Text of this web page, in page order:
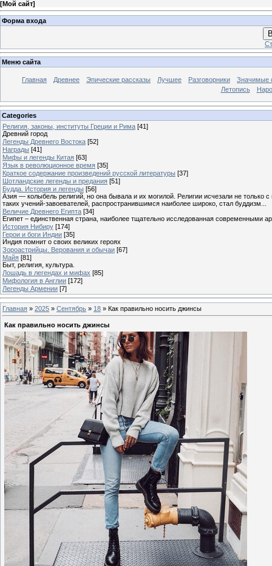
[Мой сайт]
Форма входа
Меню сайта
Главная Древнее Эпические рассказы Лучшее Разговорники
Значимые
Летопись
Categories
Религия, законы, институты Греции и Рима [41]
Древний город
Легенды Древнего Востока [52]
Награды [41]
Мифы и легенды Китая [63]
Язык в революционное время [35]
Краткое содержание произведений русской литературы [37]
Шотландские легенды и предания [51]
Будда. История и легенды [56]
Азия — колыбель религий, но она бывала и их могилой. Религии исчезали не
таких учений-завоевателей, распространившимся наиболее широко, стал буддизм...
Величие Древнего Египта [34]
Египет – единственная страна, наиболее тщательно исследованная современными
История Нибиру [174]
Герои и боги Индии [35]
Индия помнит о своих великих героях
Зороастрийцы. Верования и обычаи [67]
Майя [81]
Быт, религия, культура.
Лошадь в легендах и мифах [85]
Мифология в Англии [172]
Легенды Армении [7]
Главная » 2025 » Сентябрь » 18 » Как правильно носить джинсы
Как правильно носить джинсы